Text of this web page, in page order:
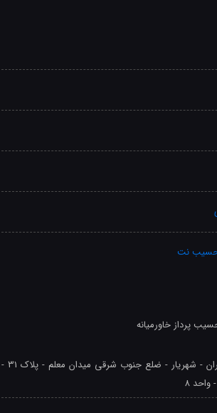
حسیب نت
پرداز خاورمیانه
آدرس پستی: تهران - شهريار - ضلع جنوب شرقی میدان معلم - پلاک 31 -